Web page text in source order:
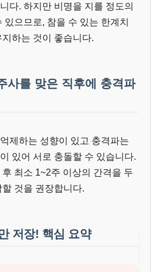
다. 하지만 비명을 지를 정도의
있으므로, 참을 수 있는 한계치
하는 것이 좋습니다.
사를 맞은 직후에 충격파
제하는 성향이 있고 충격파는
있어 서로 충돌할 수 있습니다.
최소 1~2주 이상의 간격을 두
것을 권장합니다.
저장! 핵심 요약